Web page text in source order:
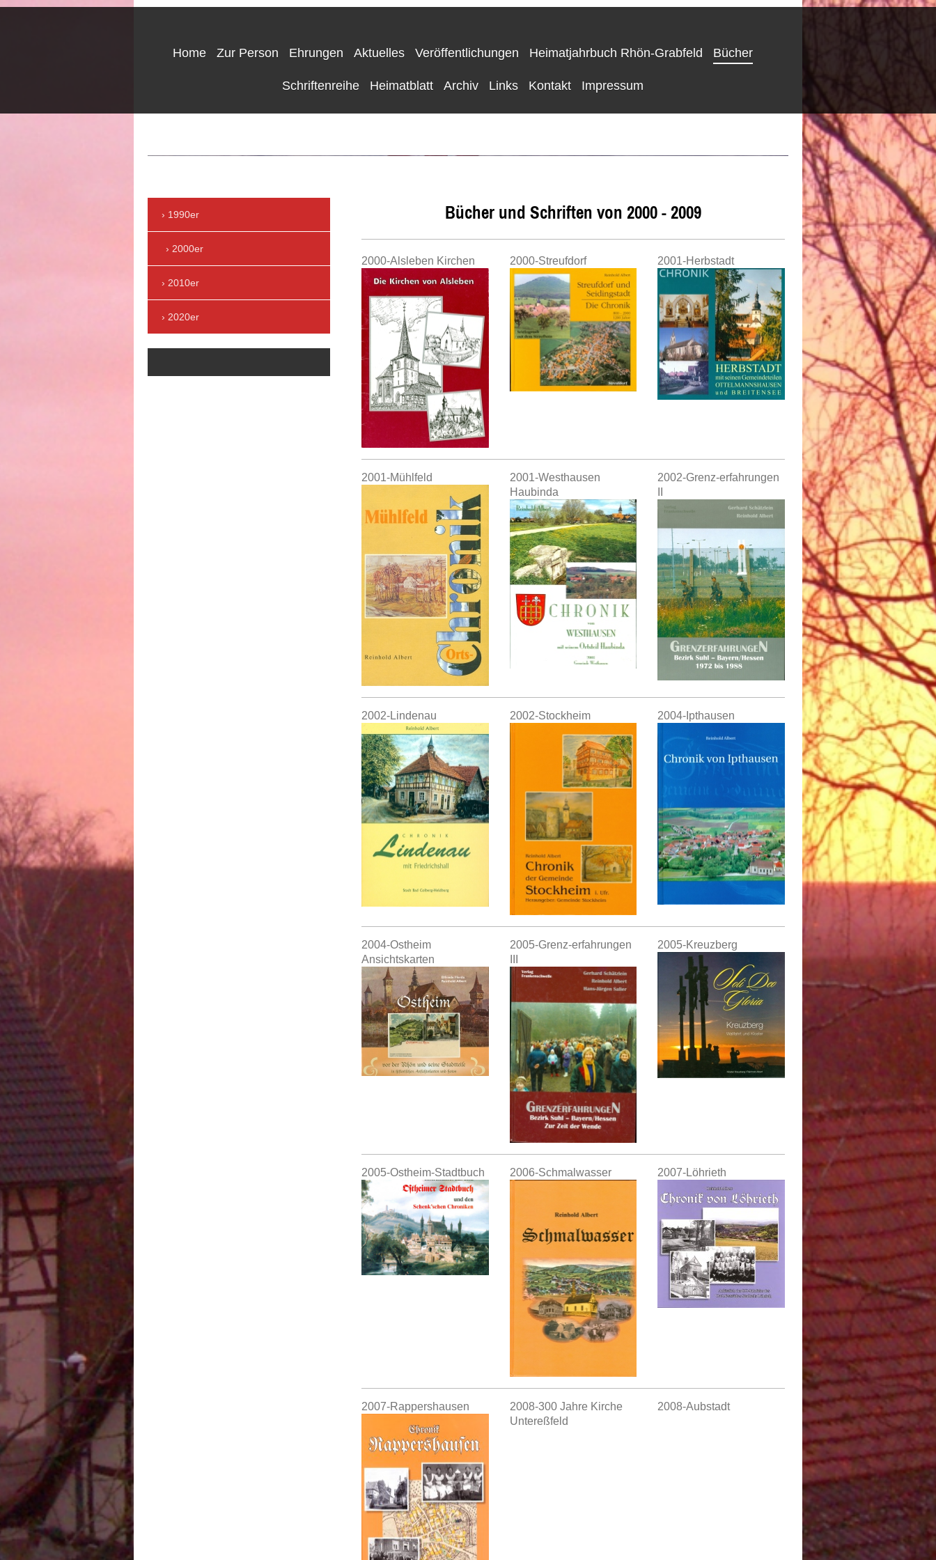
Home Zur Person Ehrungen Aktuelles Veröffentlichungen Heimatjahrbuch Rhön-Grabfeld Bücher
Schriftenreihe Heimatblatt Archiv Links Kontakt Impressum
Bücher und Schriften von 2000 - 2009
2000-Alsleben Kirchen 2000-Streufdorf 2001-Herbstadt
2001-Mühlfeld
2001-Westhausen
Haubinda
2002-Grenz-erfahrungen
2002-Lindenau 2002-Stockheim 2004-Ipthausen
2004-Ostheim
Ansichtskarten
2005-Grenz-erfahrungen
2005-Kreuzberg
2005-Ostheim-Stadtbuch 2006-Schmalwasser 2007-Löhrieth
2007-Rappershausen
2008-300 Jahre Kirche
Untereßfeld
2008-Aubstadt
1990er
2000er
2010er
2020er